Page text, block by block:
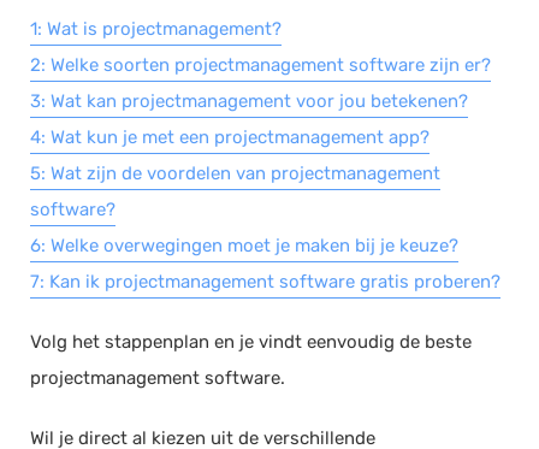
1: Wat is projectmanagement?
2: Welke soorten projectmanagement software zijn er?
3: Wat kan projectmanagement voor jou betekenen?
4: Wat kun je met een projectmanagement app?
5: Wat zijn de voordelen van projectmanagement
software?
6: Welke overwegingen moet je maken bij je keuze?
7: Kan ik projectmanagement software gratis proberen?
Volg het stappenplan en je vindt eenvoudig de beste
projectmanagement software.
Wil je direct al kiezen uit de verschillende